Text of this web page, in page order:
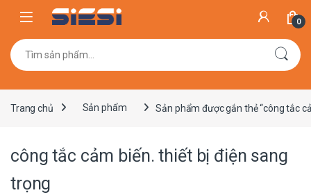
Skip to navigation
Skip to content
0
Tìm kiếm:
Trang chủ Sản phẩm Sản phẩm được gắn thẻ “công tắc
công tắc cảm biến. thiết bị điện sang
trọng